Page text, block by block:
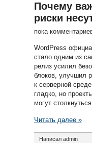
Почему
риски
пока
WordPress
стало одним из
релиз усилил
блоков, улучшил
к серверной
гладко, но
могут
Читать далее »
Написал admin